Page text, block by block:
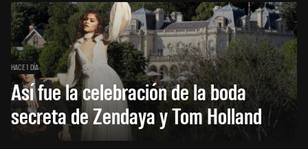
HACE 1 DÍA
Así fue la celebración de la boda
secreta de Zendaya y Tom Holland